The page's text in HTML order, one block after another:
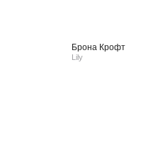
Брона Крофт
Lily